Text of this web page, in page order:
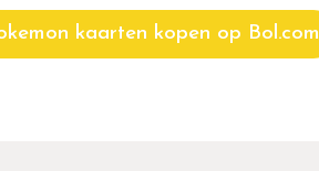
kaarten kopen op Bol.com